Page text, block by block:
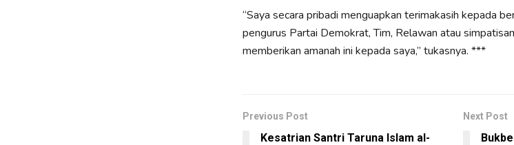
“Saya secara pribadi menguapkan terimakasih kepada
pengurus Partai Demokrat, Tim, Relawan atau
memberikan amanah ini kepada saya,” tukasnya. ***
Previous Post
Kesatrian Santri Taruna Islam al-
Next Post